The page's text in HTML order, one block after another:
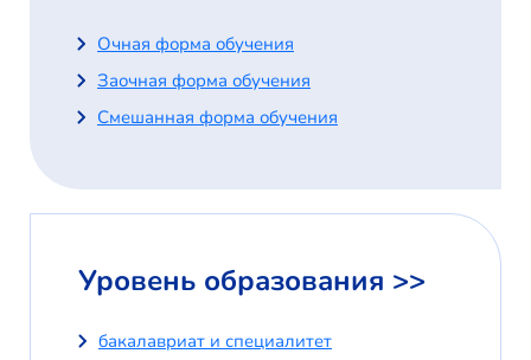
Очная форма обучения
Заочная форма обучения
Смешанная форма обучения
Уровень образования >>
бакалавриат и специалитет